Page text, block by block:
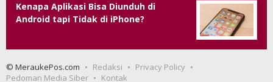
Kenapa Aplikasi Bisa Diunduh di
Android tapi Tidak di iPhone?
© MeraukePos.com Redaksi
Privacy Policy
Pedoman Media Siber
Kontak